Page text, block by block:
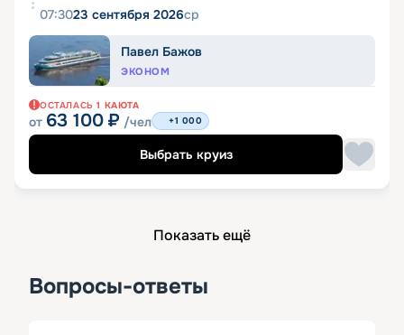
07:3023 сентября 2026ср
Павел Бажов
ЭКОНОМ
ОСТАЛАСЬ 1 КАЮТА
от 63 100 ₽ /чел +1 000
Выбрать круиз
Показать ещё
Вопросы-ответы